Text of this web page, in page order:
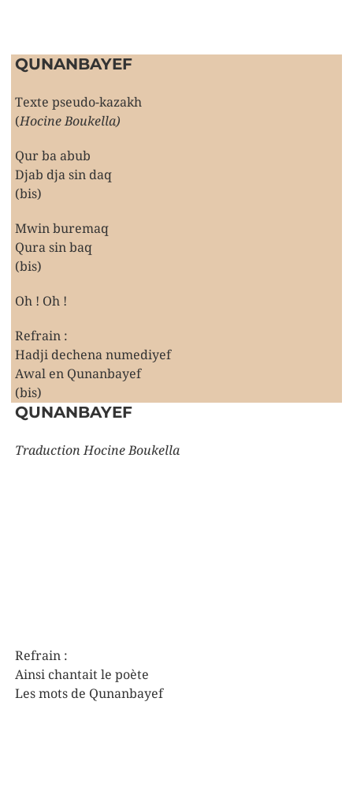
QUNANBAYEF
Texte pseudo-kazakh
(Hocine Boukella)
Qur ba abub
Djab dja sin daq
(bis)
Mwin buremaq
Qura sin baq
(bis)
Oh ! Oh !
Refrain :
Hadji dechena numediyef
Awal en Qunanbayef
(bis)
QUNANBAYEF
Traduction Hocine Boukella
Refrain :
Ainsi chantait le poète
Les mots de Qunanbayef